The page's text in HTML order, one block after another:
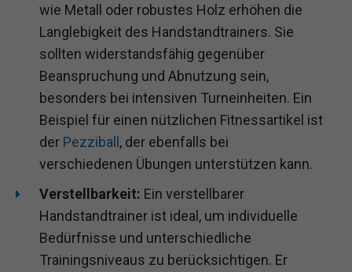
wie Metall oder robustes Holz erhöhen die
Langlebigkeit des Handstandtrainers. Sie
sollten widerstandsfähig gegenüber
Beanspruchung und Abnutzung sein,
besonders bei intensiven Turneinheiten. Ein
Beispiel für einen nützlichen Fitnessartikel ist
der Pezziball, der ebenfalls bei
verschiedenen Übungen unterstützen kann.
Verstellbarkeit: Ein verstellbarer
Handstandtrainer ist ideal, um individuelle
Bedürfnisse und unterschiedliche
Trainingsniveaus zu berücksichtigen. Er